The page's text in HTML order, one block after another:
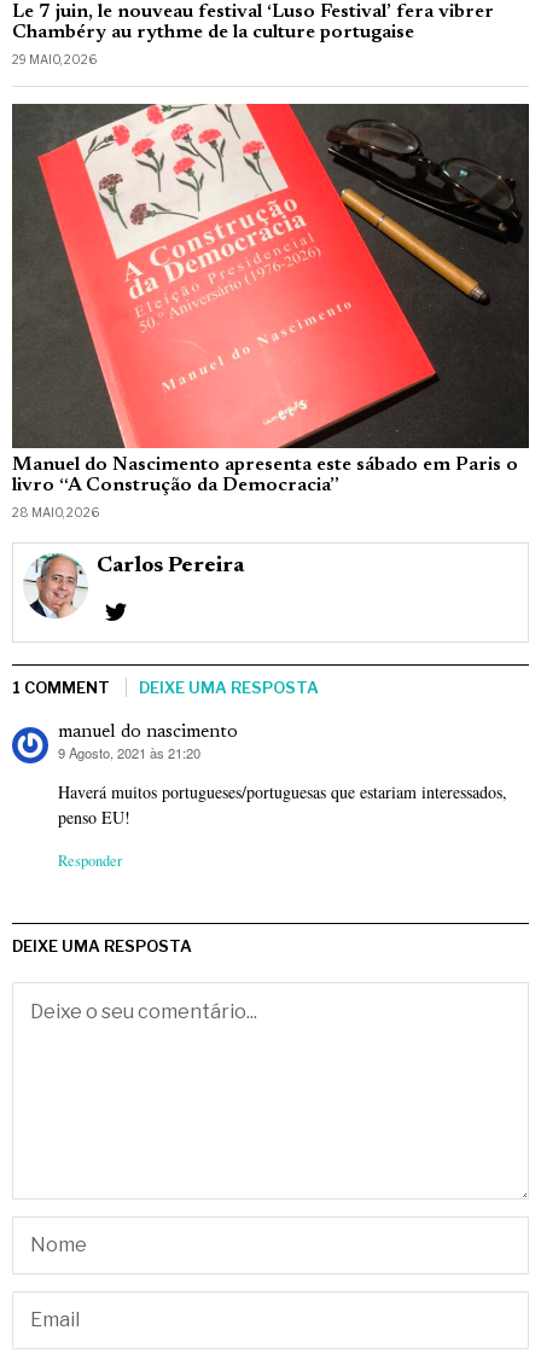
Le 7 juin, le nouveau festival ‘Luso Festival’ fera vibrer
Chambéry au rythme de la culture portugaise
29 MAIO, 2026
Manuel do Nascimento apresenta este sábado em Paris o
livro “A Construção da Democracia”
28 MAIO, 2026
Carlos Pereira
1 COMMENT DEIXE UMA RESPOSTA
manuel do nascimento
diz:
9 Agosto, 2021 às 21:20
Haverá muitos portugueses/portuguesas que estariam interessados,
penso EU!
Responder
DEIXE UMA RESPOSTA